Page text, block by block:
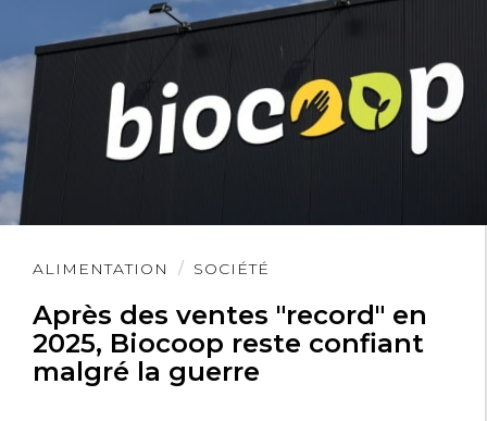
ALIMENTATION SOCIÉTÉ
Après des ventes "record" en
2025, Biocoop reste confiant
malgré la guerre
Lire